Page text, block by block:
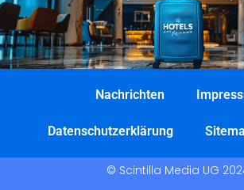
Nachrichten
Datenschutzerklärung
© Scintilla Media UG